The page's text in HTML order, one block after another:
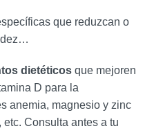
que reduzcan o
dietéticos que mejoren
D para la
anemia, magnesio y zinc
Consulta antes a tu